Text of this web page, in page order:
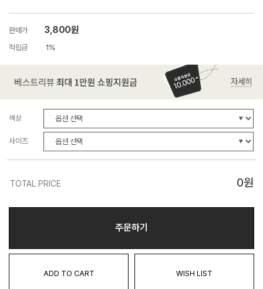
판매가 3,800원
적립금 1%
색상
사이즈
TOTAL PRICE 0원
주문하기
ADD TO CART WISH LIST